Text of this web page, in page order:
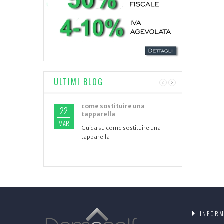
ULTIMI BLOG ‹ ›
22
MAR
come sostituire una
tapparella
Guida su come sostituire una
tapparella